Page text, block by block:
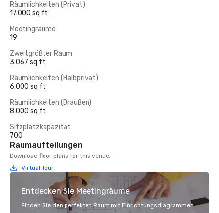
Räumlichkeiten (Privat)
17.000 sq ft
Meetingräume
19
Zweitgrößter Raum
3.067 sq ft
Räumlichkeiten (Halbprivat)
6.000 sq ft
Räumlichkeiten (Draußen)
8.000 sq ft
Sitzplatzkapazität
700
Raumaufteilungen
Download floor plans for this venue.
Virtual Tour
Entdecken Sie Meetingräume
Finden Sie den perfekten Raum mit Einrichtungsdiagrammen